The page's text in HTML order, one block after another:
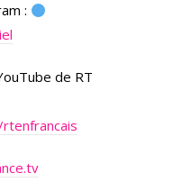
:
de RT